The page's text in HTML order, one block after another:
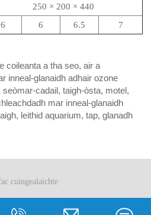
250 × 200 × 440
6 6 6.5 7
coileanta a tha seo, air a
inneal-glanaidh adhair ozone
cadail, taigh-òsta, motel,
mar inneal-glanaidh
leithid aquarium, tap, glanadh
cuingealaichte